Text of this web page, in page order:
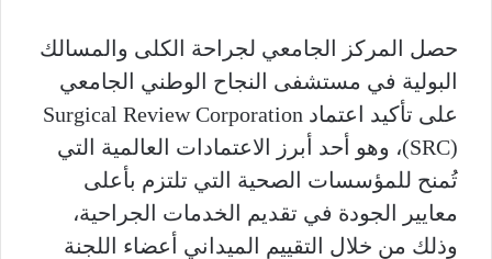
حصل المركز الجامعي لجراحة الكلى والمسالك
البولية في مستشفى النجاح الوطني الجامعي
على تأكيد اعتماد Surgical Review Corporation
(SRC)، وهو أحد أبرز الاعتمادات العالمية التي
تُمنح للمؤسسات الصحية التي تلتزم بأعلى
معايير الجودة في تقديم الخدمات الجراحية،
وذلك من خلال التقييم الميداني أعضاء اللجنة